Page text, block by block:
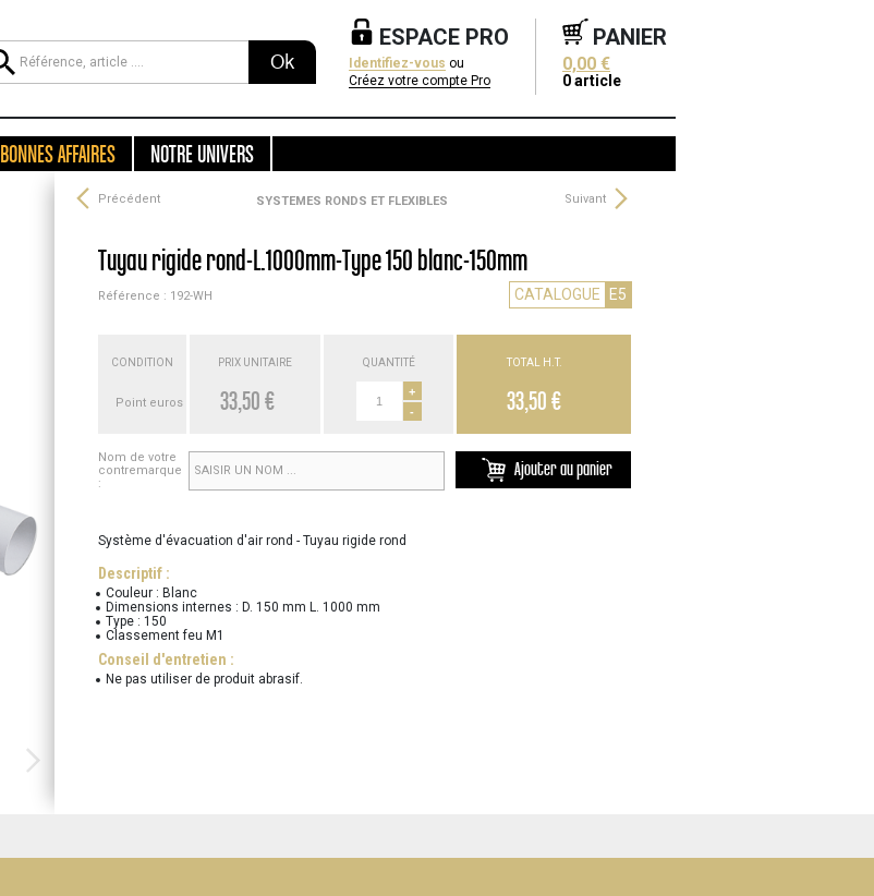
Ok
ESPACE PRO
Identifiez-vous ou
Créez votre compte Pro
PANIER
0,00 €
0article
BONNES AFFAIRES NOTRE UNIVERS
Précédent SYSTEMES RONDS ET FLEXIBLES Suivant
Tuyau rigide rond-L.1000mm-Type 150 blanc-150mm
Référence : 192-WH CATALOGUE E5
CONDITION
Point euros
PRIX UNITAIRE
33,50 €
QUANTITÉ
+
-
TOTAL H.T.
33,50 €
Nom de votre
contremarque
:
Ajouter au panier
Système d'évacuation d'air rond - Tuyau rigide rond
Descriptif :
Couleur : Blanc
Dimensions internes : D. 150 mm L. 1000 mm
Type : 150
Classement feu M1
Conseil d'entretien :
Ne pas utiliser de produit abrasif.